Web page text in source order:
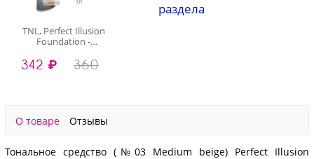
TNL, Perfect Illusion
Foundation -
(№01 Classic Ivory), 30
342 ₽ 360
раздела
О товаре Отзывы
Тональное средство (№03 Medium beige) Perfect Illusion